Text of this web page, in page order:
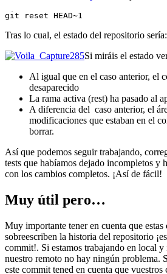
git reset HEAD~1
Tras lo cual, el estado del repositorio sería:
Si miráis el estado
Al igual que en el caso anterior, el
desaparecido
La rama activa (rest) ha pasado al
A diferencia del caso anterior, el
modificaciones que estaban en el
borrar.
Así que podemos seguir trabajando,
tests que habíamos dejado incompletos y
con los cambios completos. ¡Así de fácil!
Muy útil pero…
Muy importante tener en cuenta que estas
sobreescriben la historia del repositorio
commit!. Si estamos trabajando en local y
nuestro remoto no hay ningún problema.
este commit tened en cuenta que vuestros